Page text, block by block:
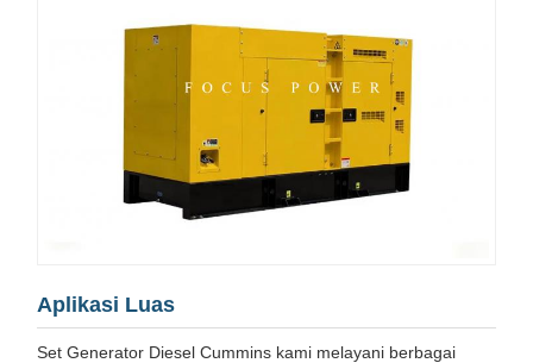
Aplikasi Luas
Set Generator Diesel Cummins kami melayani berbagai